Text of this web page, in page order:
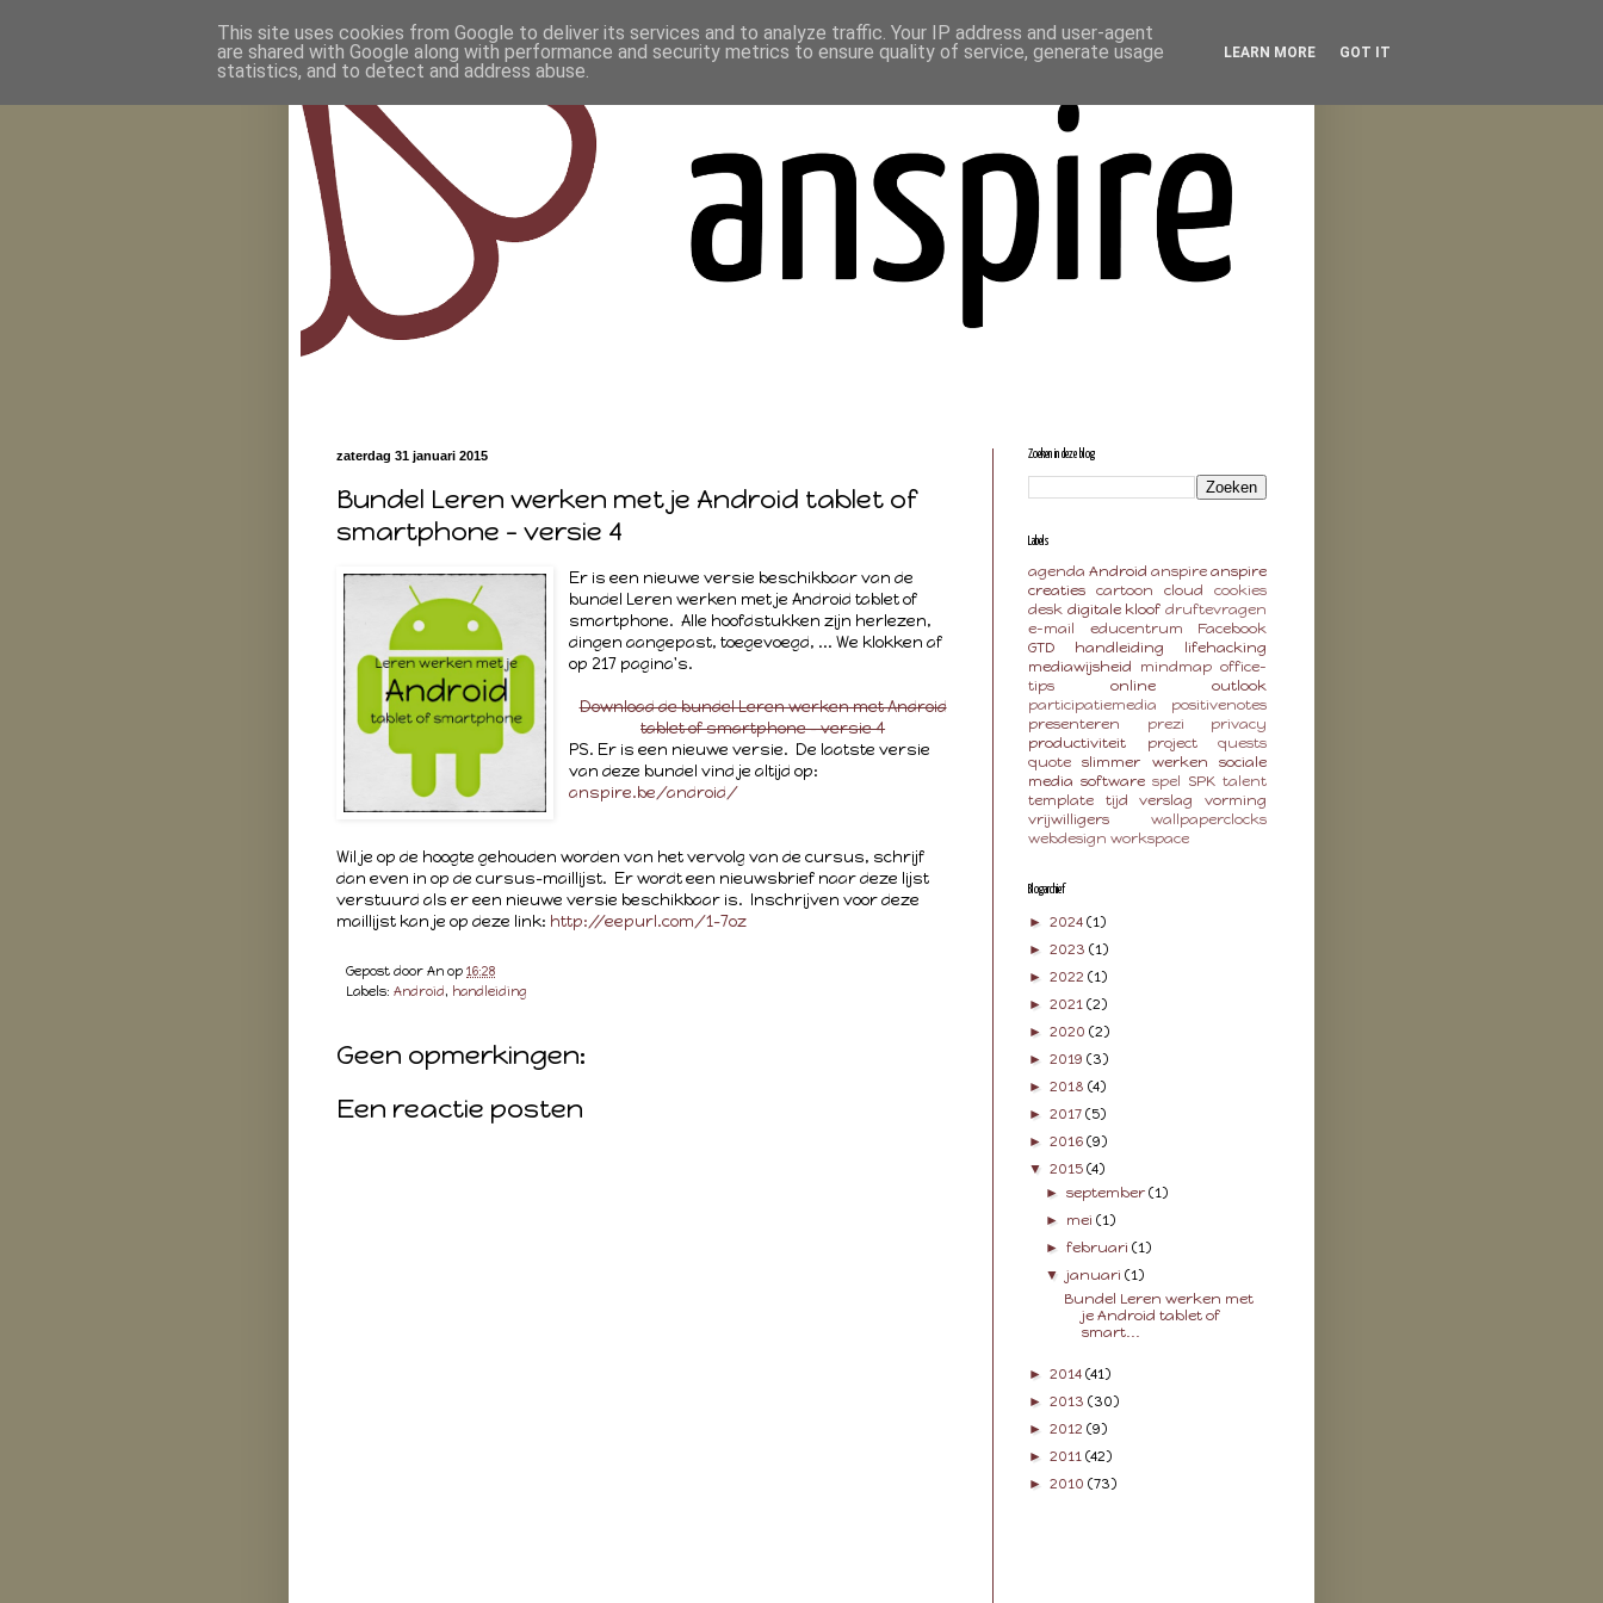
zaterdag 31 januari 2015
Bundel Leren werken met je Android tablet of
smartphone - versie 4
Er is een nieuwe versie beschikbaar van de
bundel Leren werken met je Android tablet of
smartphone. Alle hoofdstukken zijn herlezen,
dingen aangepast, toegevoegd, ... We klokken af
op 217 pagina's.
Download de bundel Leren werken met Android
tablet of smartphone - versie 4
PS. Er is een nieuwe versie. De laatste versie
van deze bundel vind je altijd op:
anspire.be/android/
Wil je op de hoogte gehouden worden van het vervolg van de cursus, schrijf
dan even in op de cursus-maillijst. Er wordt een nieuwsbrief naar deze lijst
verstuurd als er een nieuwe versie beschikbaar is. Inschrijven voor deze
maillijst kan je op deze link: http://eepurl.com/1-7oz
Gepost door An op 16:28
Labels: Android, handleiding
Geen opmerkingen:
Een reactie posten
Zoeken in deze blog
Labels
agenda Android anspire anspire
creaties
cartoon cloud
cookies
desk digitale kloof druftevragen
e-mail
educentrum
Facebook
GTD
handleiding
lifehacking
mediawijsheid
mindmap office-
tips
online
outlook
participatiemedia
positivenotes
presenteren
prezi
privacy
productiviteit
project
quests
quote
slimmer werken
sociale
media software spel SPK talent
template
tijd verslag
vorming
vrijwilligers
wallpaperclocks
webdesign workspace
Blogarchief
► 2024 (1)
► 2023 (1)
► 2022 (1)
► 2021 (2)
► 2020 (2)
► 2019 (3)
► 2018 (4)
► 2017 (5)
► 2016 (9)
▼ 2015 (4)
►september(1)
► mei(1)
►februari(1)
▼januari(1)
Bundel Leren werken met
je Android tablet of
smart...
► 2014 (41)
► 2013 (30)
► 2012 (9)
► 2011 (42)
► 2010 (73)
This site uses cookies from Google to deliver its services and to analyze traffic. Your IP address and user-agent
are shared with Google along with performance and security metrics to ensure quality of service, generate usage
statistics, and to detect and address abuse.
LEARN MORE GOT IT